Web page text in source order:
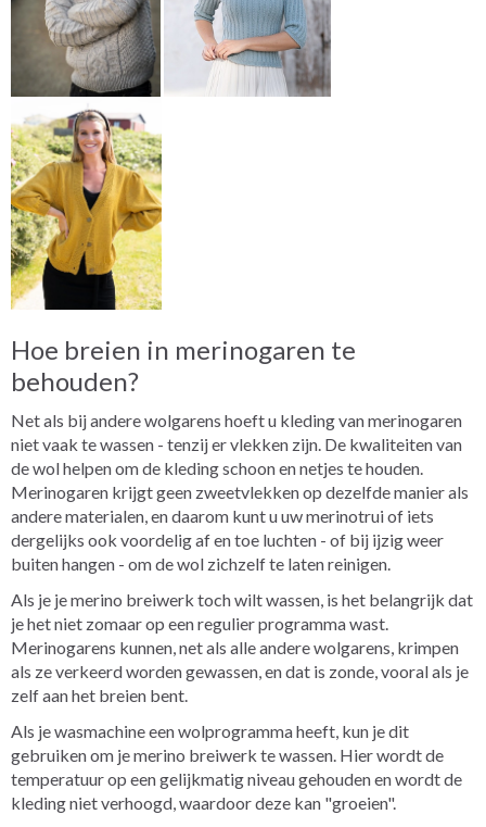
Hoe breien in merinogaren te
behouden?
Net als bij andere wolgarens hoeft u kleding van merinogaren
niet vaak te wassen - tenzij er vlekken zijn. De kwaliteiten van
de wol helpen om de kleding schoon en netjes te houden.
Merinogaren krijgt geen zweetvlekken op dezelfde manier als
andere materialen, en daarom kunt u uw merinotrui of iets
dergelijks ook voordelig af en toe luchten - of bij ijzig weer
buiten hangen - om de wol zichzelf te laten reinigen.
Als je je merino breiwerk toch wilt wassen, is het belangrijk dat
je het niet zomaar op een regulier programma wast.
Merinogarens kunnen, net als alle andere wolgarens, krimpen
als ze verkeerd worden gewassen, en dat is zonde, vooral als je
zelf aan het breien bent.
Als je wasmachine een wolprogramma heeft, kun je dit
gebruiken om je merino breiwerk te wassen. Hier wordt de
temperatuur op een gelijkmatig niveau gehouden en wordt de
kleding niet verhoogd, waardoor deze kan "groeien".